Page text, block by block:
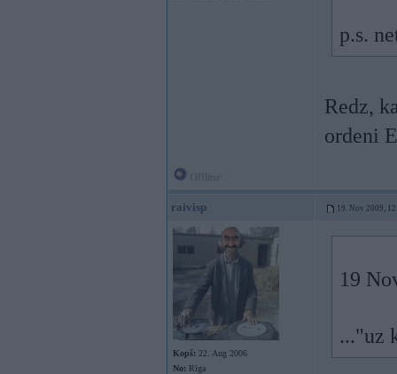
p.s.
Redz,
ordeni
raivisp 19. Nov 2009,
Kopš: 22. Aug 2006
No: Rīga
19
..."uz